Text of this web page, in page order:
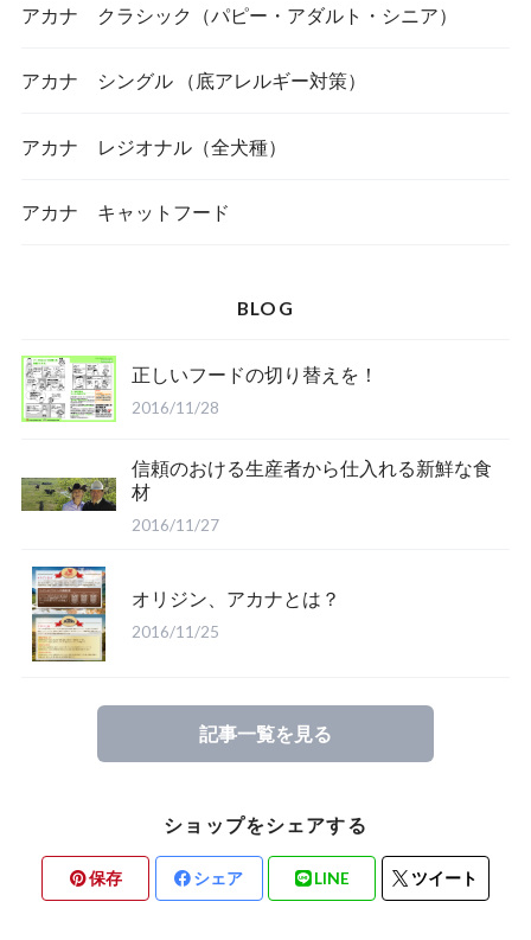
アカナ クラシック（パピー・アダルト・シニア）
アカナ シングル （底アレルギー対策）
アカナ レジオナル（全犬種）
アカナ キャットフード
BLOG
正しいフードの切り替えを！
2016/11/28
信頼のおける生産者から仕入れる新鮮な食
材
2016/11/27
オリジン、アカナとは？
2016/11/25
記事一覧を見る
ショップをシェアする
保存 シェア LINE ツイート